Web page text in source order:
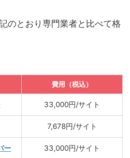
のとおり専門業者と比べて格
費用（税込）
33,000円/サイト
7,678円/サイト
ー 33,000円/サイト